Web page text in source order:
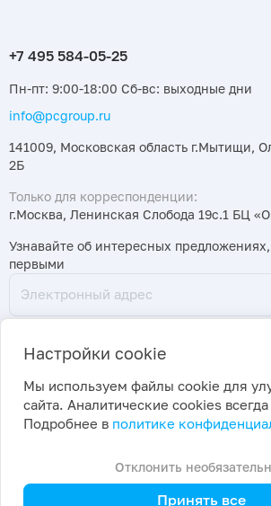
Пн-пт: 9:00-18:00 Сб-вс: выходные дни
info@pcgroup.ru
141009, Московская область г.Мытищи,
2Б
Только для корреспонденции:
г.Москва, Ленинская Слобода 19с.1 БЦ
Узнавайте об интересных
первыми
2026 ©
ПраймКемикалсГрупп
Политика
Настройки cookie
Настройки cookie
Мы используем файлы cookie для
сайта. Аналитические cookies
Подробнее в политике
Отклонить
Принять все